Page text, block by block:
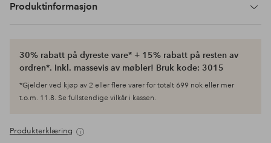
Produktinformasjon
30% rabatt på dyreste vare* + 15% rabatt på resten av
ordren*. Inkl. massevis av møbler! Bruk kode: 3015
*Gjelder ved kjøp av 2 eller flere varer for totalt 699 nok eller mer
t.o.m. 11.8. Se fullstendige vilkår i kassen.
Produkterklæring